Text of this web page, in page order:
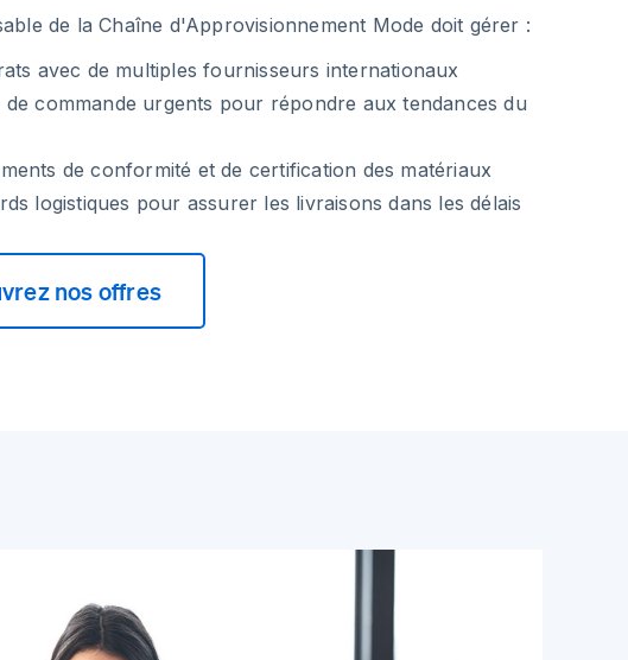
de la Chaîne d'Approvisionnement Mode doit gérer :
avec de multiples fournisseurs internationaux
de commande urgents pour répondre aux tendances du
de conformité et de certification des matériaux
logistiques pour assurer les livraisons dans les délais
nos offres